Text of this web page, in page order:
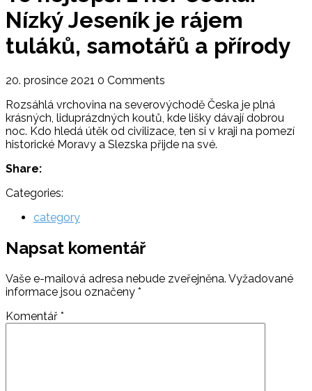
Nízký Jeseník je rájem
tuláků, samotářů a přírody
20. prosince 2021 0 Comments
Rozsáhlá vrchovina na severovýchodě Česka je plná
krásných, liduprázdných koutů, kde lišky dávají dobrou
noc. Kdo hledá útěk od civilizace, ten si v kraji na pomezí
historické Moravy a Slezska přijde na své.
Share:
Categories:
category
Napsat komentář
Vaše e-mailová adresa nebude zveřejněna. Vyžadované
informace jsou označeny *
Komentář *